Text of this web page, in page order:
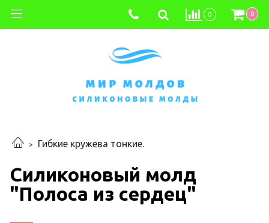
0 0
Гибкие кружева тонкие.
Силиконовый молд
"Полоса из сердец"